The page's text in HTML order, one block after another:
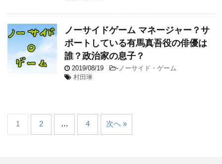
ノーサイドゲーム マネージャー？サ
ポートしている有馬真吾役の俳優は
誰？政治家の息子？
2019/08/19 - ノーサイド・ゲーム
村田琳
1 2 … 4 次へ »